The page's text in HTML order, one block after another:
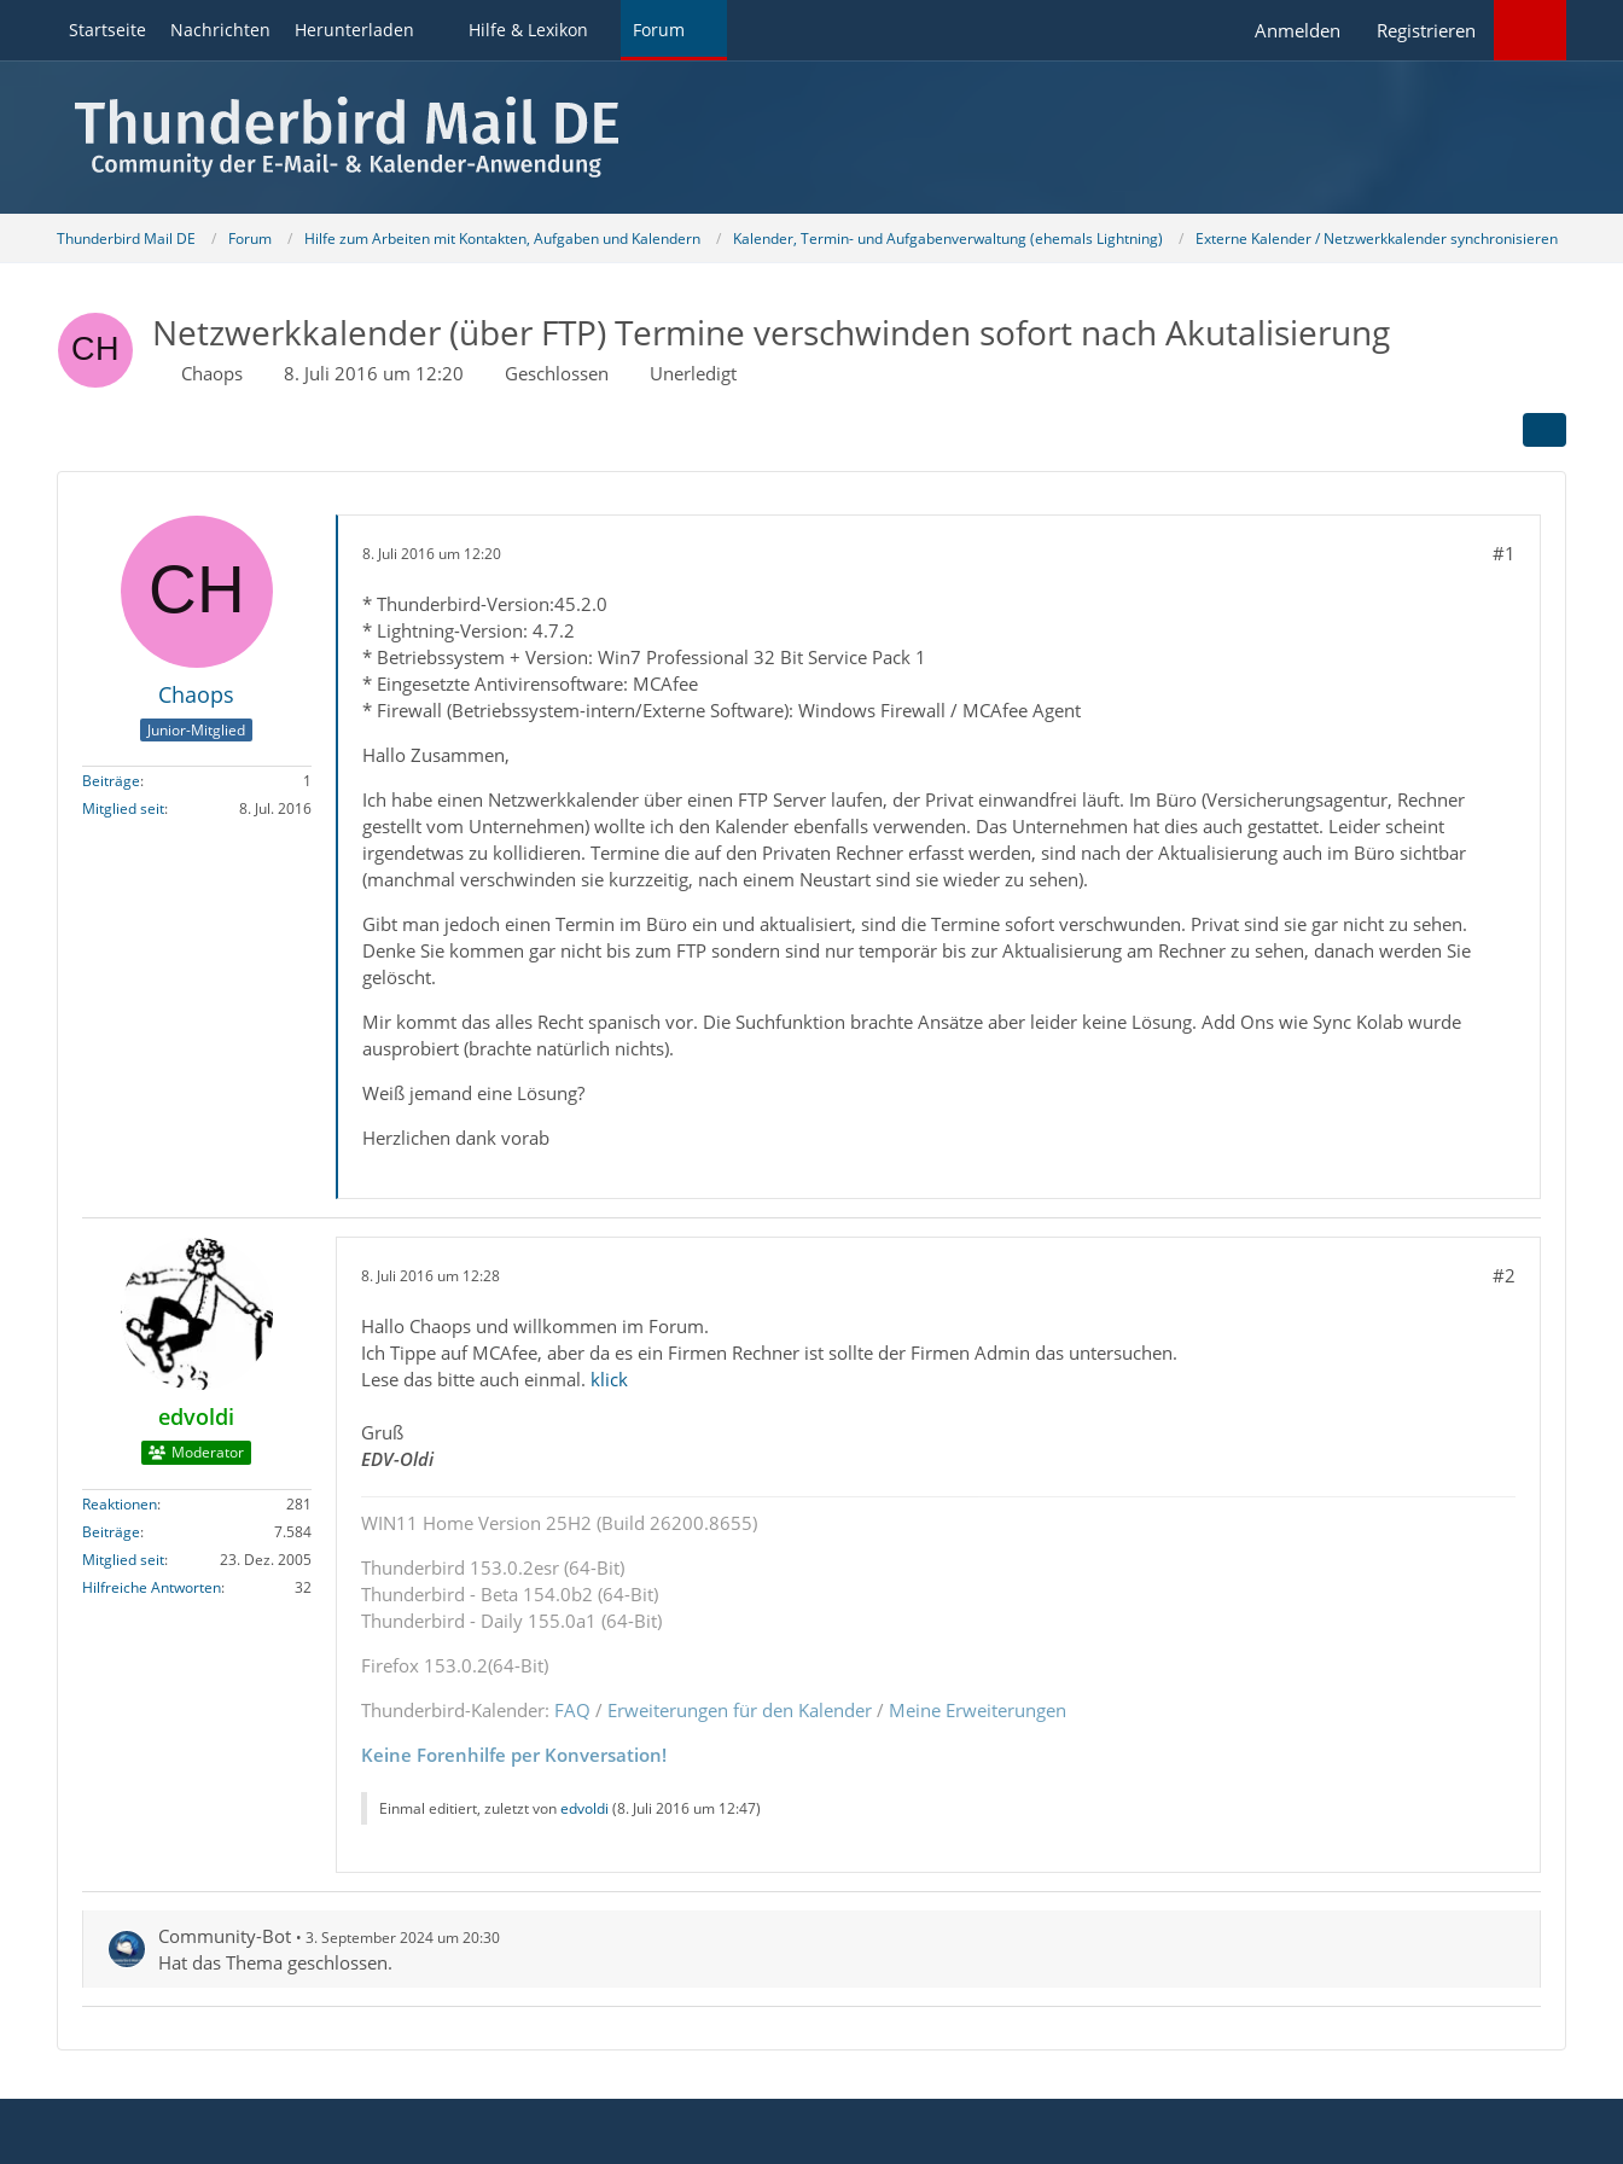
Startseite Nachrichten Herunterladen Hilfe & Lexikon Forum Anmelden Registrieren
Thunderbird Mail DE Forum Hilfe zum Arbeiten mit Kontakten, Aufgaben und Kalendern Kalender, Termin- und Aufgabenverwaltung (ehemals Lightning) Externe Kalender / Netzwerkkalender synchronisieren
Netzwerkkalender (über FTP) Termine verschwinden sofort nach Akutalisierung
Chaops 8. Juli 2016 um 12:20 Geschlossen Unerledigt
Chaops
Junior-Mitglied
Beiträge
1
Mitglied seit
8. Jul. 2016
8. Juli 2016 um 12:20 #1
* Thunderbird-Version:45.2.0
* Lightning-Version: 4.7.2
* Betriebssystem + Version: Win7 Professional 32 Bit Service Pack 1
* Eingesetzte Antivirensoftware: MCAfee
* Firewall (Betriebssystem-intern/Externe Software): Windows Firewall / MCAfee Agent
Hallo Zusammen,
Ich habe einen Netzwerkkalender über einen FTP Server laufen, der Privat einwandfrei läuft. Im Büro (Versicherungsagentur, Rechner
gestellt vom Unternehmen) wollte ich den Kalender ebenfalls verwenden. Das Unternehmen hat dies auch gestattet. Leider scheint
irgendetwas zu kollidieren. Termine die auf den Privaten Rechner erfasst werden, sind nach der Aktualisierung auch im Büro sichtbar
(manchmal verschwinden sie kurzzeitig, nach einem Neustart sind sie wieder zu sehen).
Gibt man jedoch einen Termin im Büro ein und aktualisiert, sind die Termine sofort verschwunden. Privat sind sie gar nicht zu sehen.
Denke Sie kommen gar nicht bis zum FTP sondern sind nur temporär bis zur Aktualisierung am Rechner zu sehen, danach werden Sie
gelöscht.
Mir kommt das alles Recht spanisch vor. Die Suchfunktion brachte Ansätze aber leider keine Lösung. Add Ons wie Sync Kolab wurde
ausprobiert (brachte natürlich nichts).
Weiß jemand eine Lösung?
Herzlichen dank vorab
edvoldi
Moderator
Reaktionen
281
Beiträge
7.584
Mitglied seit
23. Dez. 2005
Hilfreiche Antworten
32
8. Juli 2016 um 12:28 #2
Hallo Chaops und willkommen im Forum.
Ich Tippe auf MCAfee, aber da es ein Firmen Rechner ist sollte der Firmen Admin das untersuchen.
Lese das bitte auch einmal. klick
Gruß
EDV-Oldi
WIN11 Home Version 25H2 (Build 26200.8655)
Thunderbird 153.0.2esr (64-Bit)
Thunderbird - Beta 154.0b2 (64-Bit)
Thunderbird - Daily 155.0a1 (64-Bit)
Firefox 153.0.2(64-Bit)
Thunderbird-Kalender: FAQ / Erweiterungen für den Kalender/ Meine Erweiterungen
Keine Forenhilfe per Konversation!
Einmal editiert, zuletzt vonedvoldi (8. Juli 2016 um 12:47)
Community-Bot 3. September 2024 um 20:30
Hat das Thema geschlossen.